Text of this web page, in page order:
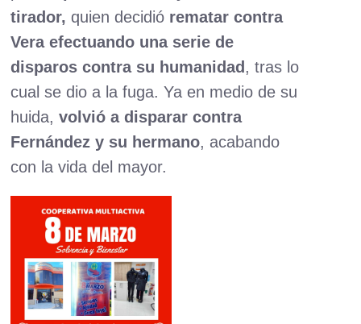
tirador, quien decidió rematar contra
Vera efectuando una serie de
disparos contra su humanidad , tras lo
cual se dio a la fuga. Ya en medio de su
huida,volvió a disparar contra
Fernández y su hermano, acabando
con la vida del mayor.